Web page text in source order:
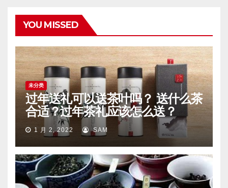
YOU MISSED
未分类
过年送礼可以送茶叶吗？ 送什么茶
合适？过年茶礼应该怎么送？
1 月 2, 2022 SAM